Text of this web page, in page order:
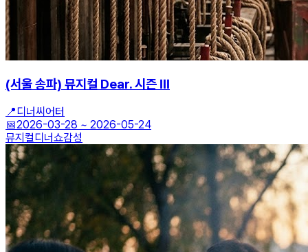
(서울 송파) 뮤지컬 Dear. 시즌 Ⅲ
📍디너씨어터
📅2026-03-28 ~ 2026-05-24
뮤지컬디너쇼감성